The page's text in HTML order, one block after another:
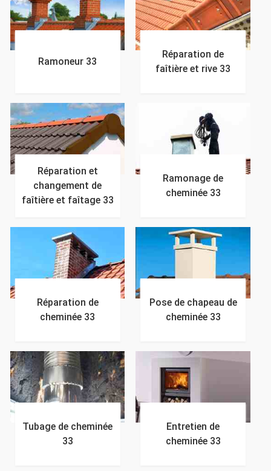
Ramoneur 33
Réparation de
faîtière et rive 33
Réparation et
changement de
faîtière et faîtage 33
Ramonage de
cheminée 33
Réparation de
cheminée 33
Pose de chapeau de
cheminée 33
Tubage de cheminée
33
Entretien de
cheminée 33